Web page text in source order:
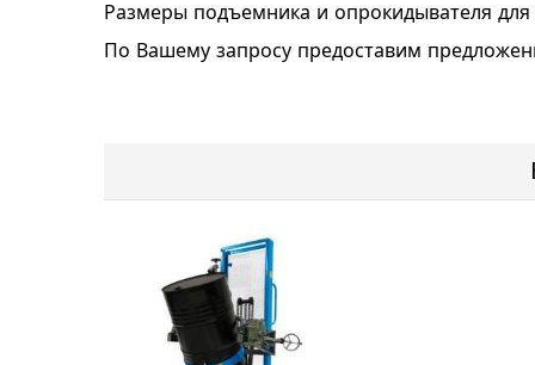
Размеры подъемника и опрокидывателя
По Вашему запросу предоставим